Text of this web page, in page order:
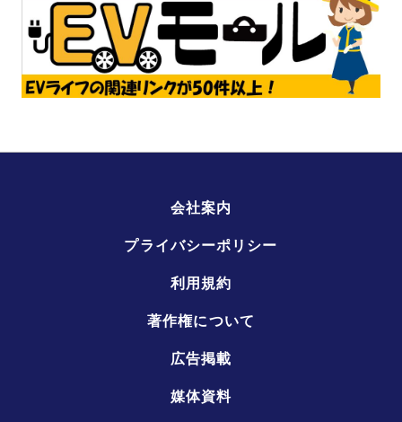
会社案内
プライバシーポリシー
利用規約
著作権について
広告掲載
媒体資料